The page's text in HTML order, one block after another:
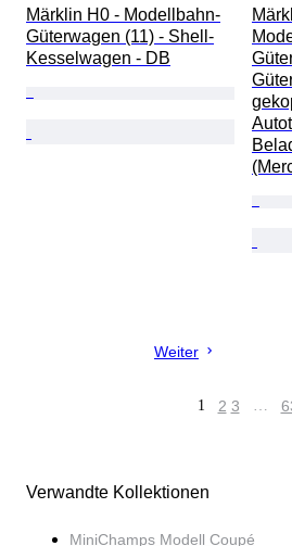
Märklin H0 - Modellbahn-
Güterwagen (11) - Shell-
Kesselwagen - DB
Weiter
1 2 3 …
Verwandte Kollektionen
MiniChamps Modell Coupé